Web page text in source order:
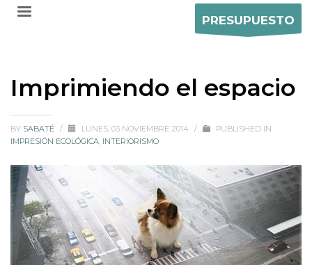
PRESUPUESTO
Imprimiendo el espacio
BY SABATÉ / LUNES, 03 NOVIEMBRE 2014 /
PUBLISHED IN
IMPRESIÓN ECOLÓGICA, INTERIORISMO